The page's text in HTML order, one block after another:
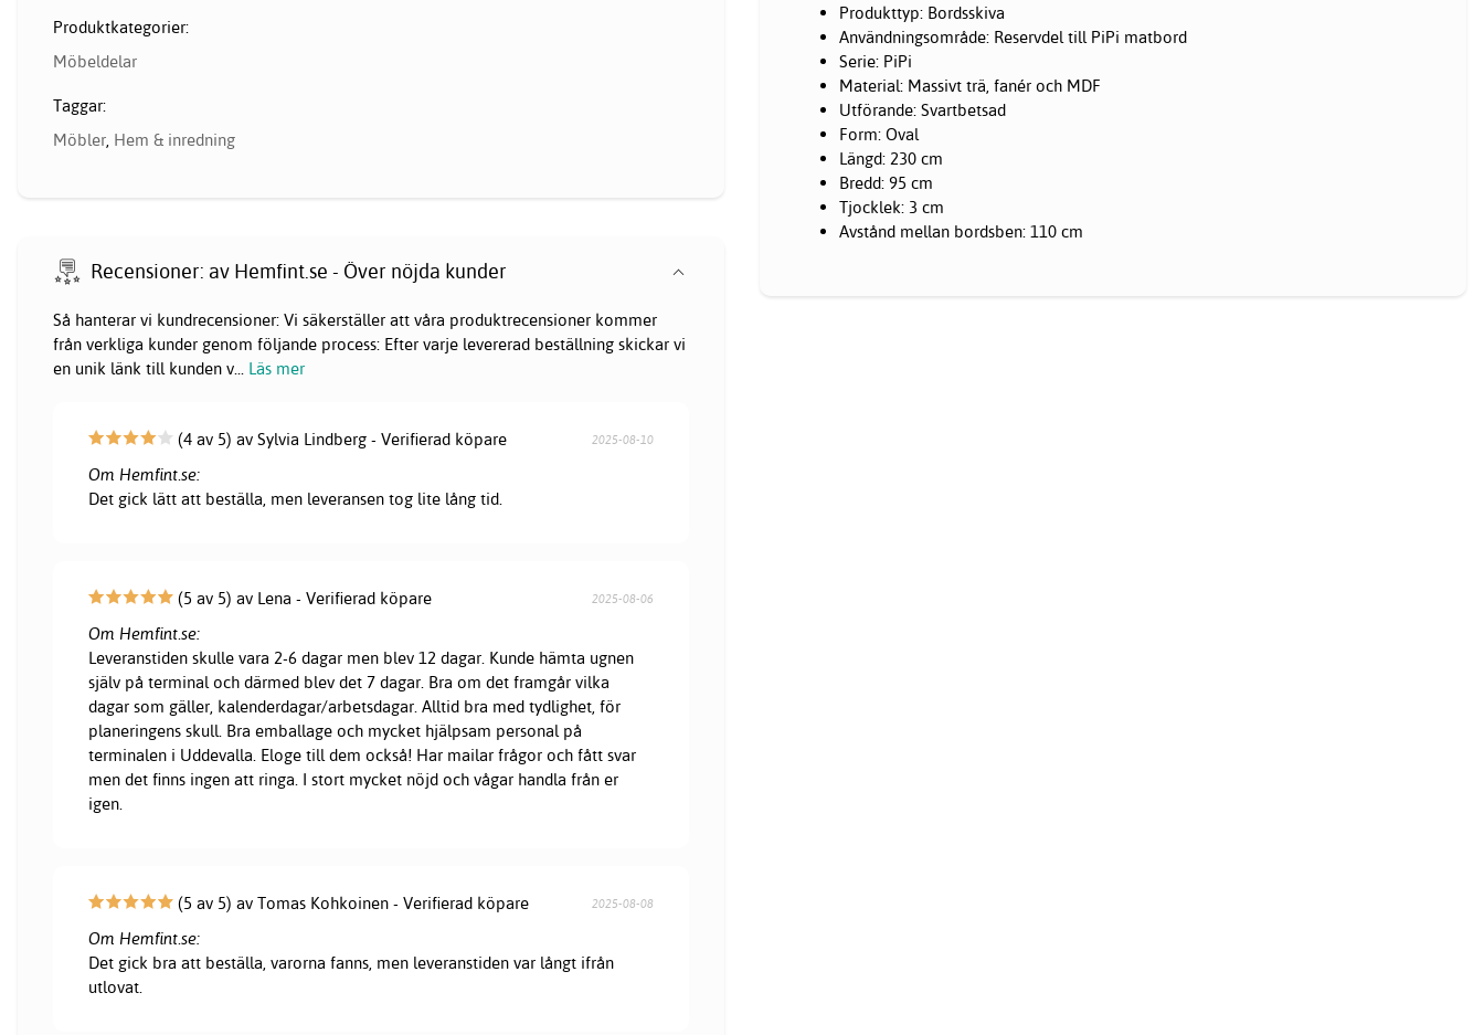
Produkttyp: Bordsskiva
Användningsområde: Reservdel till PiPi matbord
Serie: PiPi
Material: Massivt trä, fanér och MDF
Utförande: Svartbetsad
Form: Oval
Längd: 230 cm
Bredd: 95 cm
Tjocklek: 3 cm
Avstånd mellan bordsben: 110 cm
Produktkategorier:
Möbeldelar
Taggar:
Möbler, Hem & inredning
Recensioner: av Hemfint.se - Över nöjda kunder
Så hanterar vi kundrecensioner: Vi säkerställer att våra produktrecensioner kommer
från verkliga kunder genom följande process: Efter varje levererad beställning skickar vi
en unik länk till kunden v... Läs mer
(4 av 5) av Sylvia Lindberg - Verifierad köpare 2025-08-10
Om Hemfint.se:
Det gick lätt att beställa, men leveransen tog lite lång tid.
(5 av 5) av Lena - Verifierad köpare 2025-08-06
Om Hemfint.se:
Leveranstiden skulle vara 2-6 dagar men blev 12 dagar. Kunde hämta ugnen
själv på terminal och därmed blev det 7 dagar. Bra om det framgår vilka
dagar som gäller, kalenderdagar/arbetsdagar. Alltid bra med tydlighet, för
planeringens skull. Bra emballage och mycket hjälpsam personal på
terminalen i Uddevalla. Eloge till dem också! Har mailar frågor och fått svar
men det finns ingen att ringa. I stort mycket nöjd och vågar handla från er
igen.
(5 av 5) av Tomas Kohkoinen - Verifierad köpare 2025-08-08
Om Hemfint.se:
Det gick bra att beställa, varorna fanns, men leveranstiden var långt ifrån
utlovat.